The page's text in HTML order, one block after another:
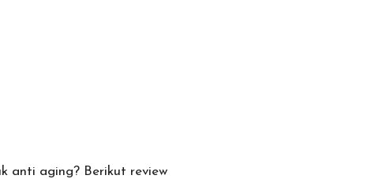
anti aging? Berikut review